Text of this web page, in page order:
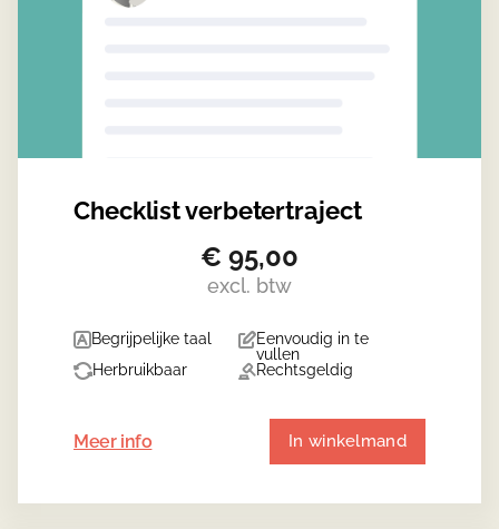
Checklist verbetertraject
€ 95,00
excl. btw
Begrijpelijke taal
Eenvoudig in te
vullen
Herbruikbaar
Rechtsgeldig
Meer info In winkelmand